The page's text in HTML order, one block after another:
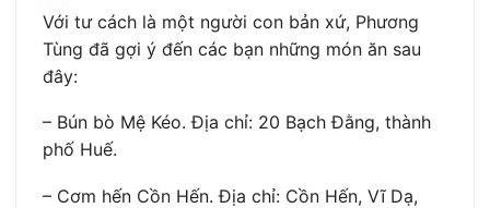
Với tư cách là một người con bản xứ, Phương
Tùng đã gợi ý đến các bạn những món ăn sau
đây:
– Bún bò Mệ Kéo. Địa chỉ: 20 Bạch Đằng, thành
phố Huế.
– Cơm hến Cồn Hến. Địa chỉ: Cồn Hến, Vĩ Dạ,